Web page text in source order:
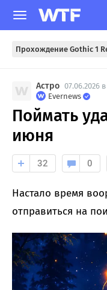
Прохождение Gothic 1
Астро 07.06.2026
Evernews
Поймать
июня
32 0
Настало время
отправиться на